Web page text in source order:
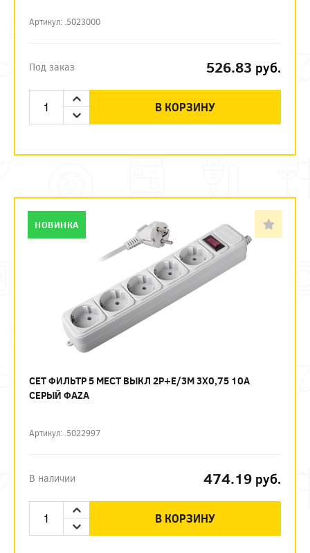
Артикул: .5023000
Под заказ 526.83 руб.
В КОРЗИНУ
СЕТ ФИЛЬТР 5 МЕСТ ВЫКЛ 2P+E/3М 3Х0,75 10А
СЕРЫЙ ФАZА
Артикул: .5022997
В наличии 474.19 руб.
В КОРЗИНУ
НОВИНКА